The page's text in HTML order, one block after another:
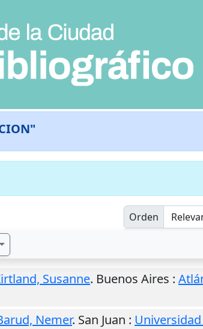
Orden
Susanne. Buenos Aires :
Nemer. San Juan :